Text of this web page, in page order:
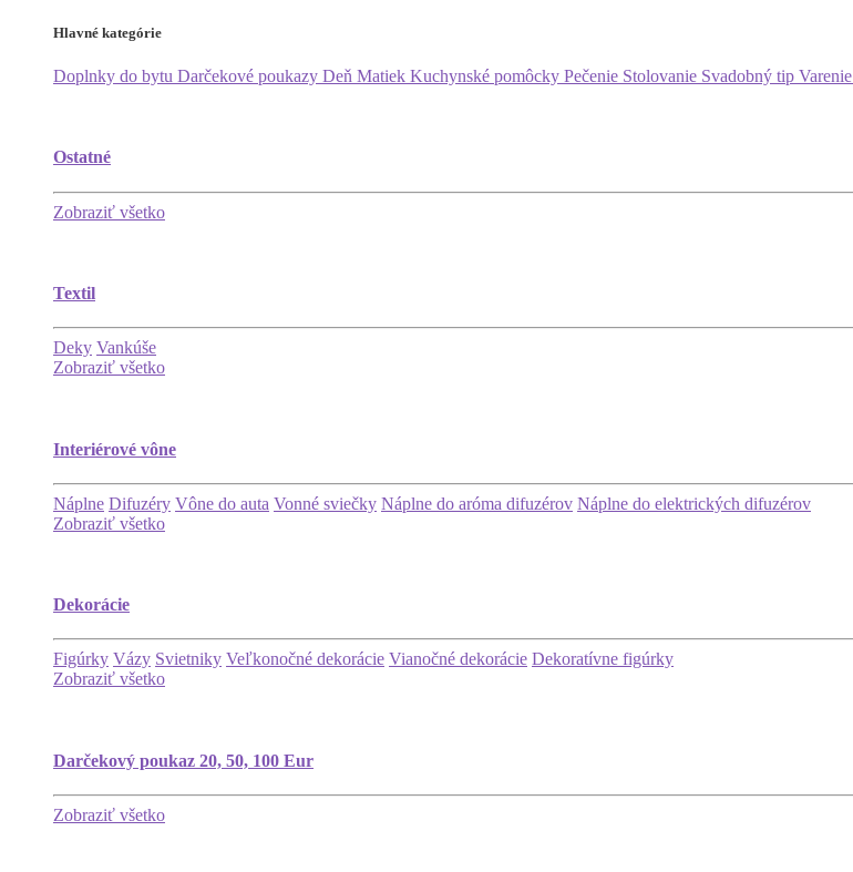
Hlavné kategórie
Doplnky do bytu Darčekové poukazy Deň Matiek Kuchynské pomôcky Pečenie Stolovanie Svadobný tip Varenie
Ostatné
Zobraziť všetko
Textil
Deky Vankúše
Zobraziť všetko
Interiérové vône
Náplne Difuzéry Vône do auta Vonné sviečky Náplne do aróma difuzérov Náplne do elektrických difuzérov
Zobraziť všetko
Dekorácie
Figúrky Vázy Svietniky Veľkonočné dekorácie Vianočné dekorácie Dekoratívne figúrky
Zobraziť všetko
Darčekový poukaz 20, 50, 100 Eur
Zobraziť všetko